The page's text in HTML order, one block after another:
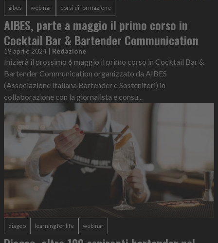
aibes webinar corsi di formazione
AIBES, parte a maggio il primo corso in
Cocktail Bar & Bartender Communication
19 aprile 2024 | Redazione
Inizierà il prossimo 6 maggio il primo corso in Cocktail Bar &
Bartender Communication organizzato da AIBES
(Associazione Italiana Bartender e Sostenitori) in
collaborazione con la giornalista e consu...
diageo learning for life webinar